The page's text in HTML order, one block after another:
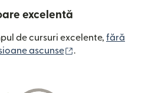
excelentă
de cursuri excelente, fără
ascunse
.